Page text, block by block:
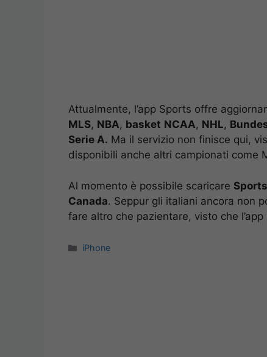
Attualmente, l’app Sports offre
MLS, NBA, basket NCAA, NHL,
Serie A. Ma il servizio non finisce qui,
disponibili anche altri campionati come
Al momento è possibile scaricare
Canada. Seppur gli italiani ancora non
fare altro che pazientare, visto che
Categorie
iPhone